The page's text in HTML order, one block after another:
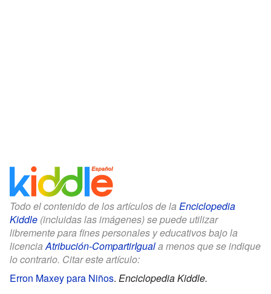
Todo el contenido de los artículos de la Enciclopedia
Kiddle (incluidas las imágenes) se puede utilizar
libremente para fines personales y educativos bajo la
licenciaAtribución-CompartirIguala menos que se indique
lo contrario. Citar este artículo:
Erron Maxey para Niños. Enciclopedia Kiddle.